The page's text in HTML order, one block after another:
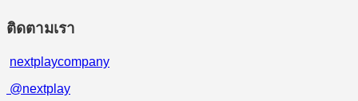
ติดตามเรา
nextplaycompany
@nextplay